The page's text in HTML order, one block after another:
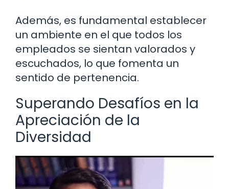
Además, es fundamental establecer
un ambiente en el que todos los
empleados se sientan valorados y
escuchados, lo que fomenta un
sentido de pertenencia.
Superando Desafíos en la
Apreciación de la
Diversidad